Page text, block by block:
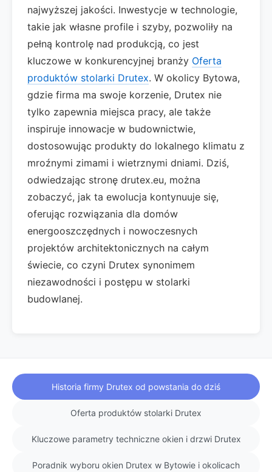
najwyższej jakości. Inwestycje w technologie,
takie jak własne profile i szyby, pozwoliły na
pełną kontrolę nad produkcją, co jest
kluczowe w konkurencyjnej branży Oferta
produktów stolarki Drutex. W okolicy Bytowa,
gdzie firma ma swoje korzenie, Drutex nie
tylko zapewnia miejsca pracy, ale także
inspiruje innowacje w budownictwie,
dostosowując produkty do lokalnego klimatu z
mroźnymi zimami i wietrznymi dniami. Dziś,
odwiedzając stronę drutex.eu, można
zobaczyć, jak ta ewolucja kontynuuje się,
oferując rozwiązania dla domów
energooszczędnych i nowoczesnych
projektów architektonicznych na całym
świecie, co czyni Drutex synonimem
niezawodności i postępu w stolarki
budowlanej.
Historia firmy Drutex od powstania do dziś
Oferta produktów stolarki Drutex
Kluczowe parametry techniczne okien i drzwi Drutex
Poradnik wyboru okien Drutex w Bytowie i okolicach